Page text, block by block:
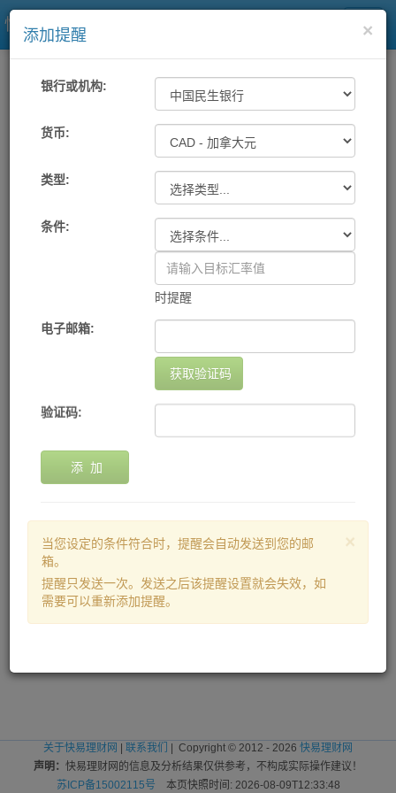
快易理财网
一站式汇率 工具 汇率提醒
各大银行及中国银联汇率提醒
机构 提醒条件 提醒方式 删除
×
添加提醒
银行或机构:
货币:
类型:
条件:
时提醒
电子邮箱:
获取验证码
验证码:
添 加
×
当您设定的条件符合时，提醒会自动发送到您的邮
箱。
提醒只发送一次。发送之后该提醒设置就会失效，如
需要可以重新添加提醒。
关于快易理财网 联系我们 | Copyright © 2012 - 2026 快易理财网
声明： 快易理财网的信息及分析结果仅供参考，不构成实际操作建议！
苏ICP备15002115号 本页快照时间: 2026-08-09T12:33:48